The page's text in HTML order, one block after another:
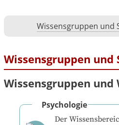
Wissensgruppen und
Wissensgruppen und
Wissensgruppen und
Psychologie
Der